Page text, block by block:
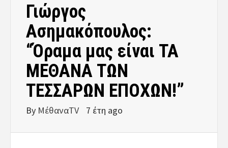
Γιώργος
Ασημακόπουλος:
“Όραμα μας είναι ΤΑ
ΜΕΘΑΝΑ ΤΩΝ
ΤΕΣΣΑΡΩΝ ΕΠΟΧΩΝ!”
By ΜέθαναTV 7 έτη ago